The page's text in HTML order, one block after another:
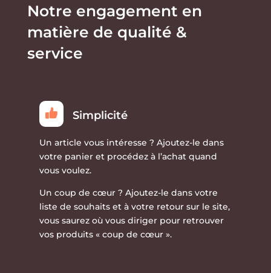
page
du
Notre engagement en
matière de qualité &
service
Simplicité
Un article vous intéresse ? Ajoutez-le dans
votre panier et procédez à l’achat quand
vous voulez.
Un coup de cœur ? Ajoutez-le dans votre
liste de souhaits et à votre retour sur le site,
vous saurez où vous diriger pour retrouver
vos produits « coup de cœur ».